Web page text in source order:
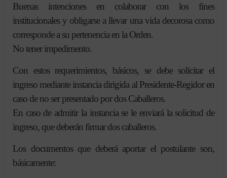
Buenas intenciones en colaborar con los fines
institucionales y obligarse a llevar una vida decorosa como
corresponde a su pertenencia en la Orden.
No tener impedimento.
Con estos requerimientos, básicos, se debe solicitar el
ingreso mediante instancia dirigida al Presidente-Regidor en
caso de no ser presentado por dos Caballeros.
En caso de admitir la instancia se le enviará la solicitud de
ingreso, que deberán firmar dos caballeros.
Los documentos que deberá aportar el postulante son,
básicamente: